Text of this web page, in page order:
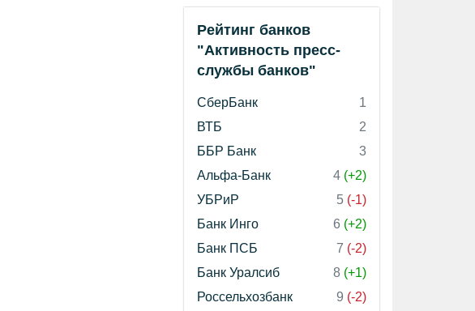
Рейтинг банков
"Активность пресс-
службы банков"
СберБанк
1
ВТБ
2
ББР Банк
3
Альфа-Банк
4 (+2)
УБРиР
5 (-1)
Банк Инго
6 (+2)
Банк ПСБ
7 (-2)
Банк Уралсиб
8 (+1)
Россельхозбанк
9 (-2)